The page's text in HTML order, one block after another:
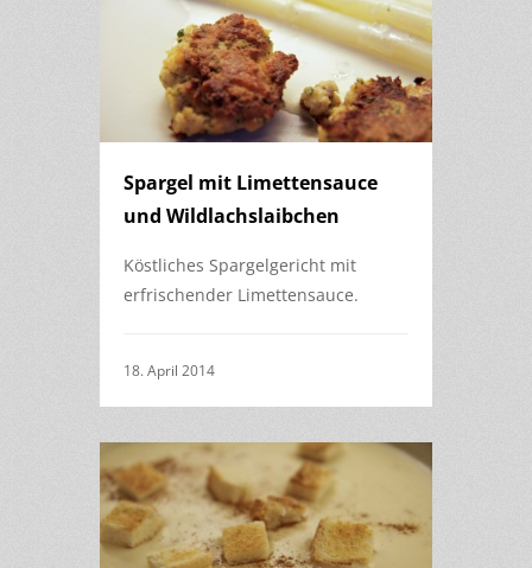
Spargel mit Limettensauce
und Wildlachslaibchen
Köstliches Spargelgericht mit
erfrischender Limettensauce.
18. April 2014